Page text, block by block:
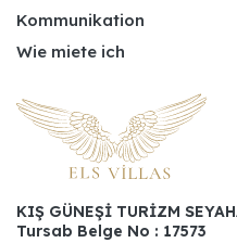
Kommunikation
Wie miete ich
KIŞ GÜNEŞİ TURİZM
Tursab Belge No : 17573